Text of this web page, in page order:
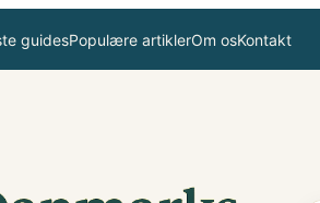
guidesPopulære artiklerOm osKontakt